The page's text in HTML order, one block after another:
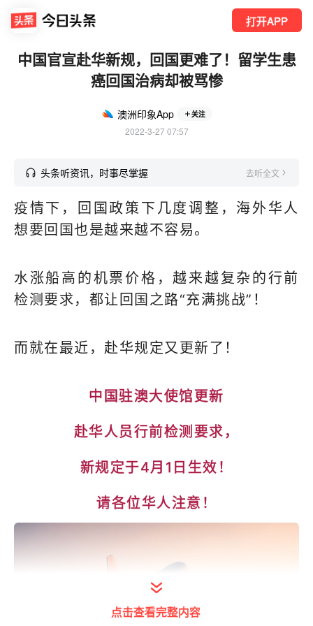
打开APP
中国官宣赴华新规，回国更难了！留学生患
癌回国治病却被骂惨
澳洲印象App 关注
2022-3-27 07:57
头条听资讯，时事尽掌握 去听全文
疫情下，回国政策下几度调整，海外华人
想要回国也是越来越不容易。
水涨船高的机票价格，越来越复杂的行前
检测要求，都让回国之路“充满挑战”！
而就在最近，赴华规定又更新了！
中国驻澳大使馆更新
赴华人员行前检测要求，
新规定于4月1日生效！
请各位华人注意！
点击查看完整内容